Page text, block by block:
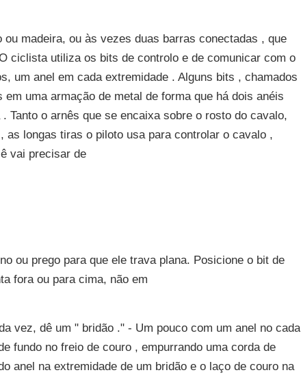
madeira, ou às vezes duas barras conectadas , que
ciclista utiliza os bits de controlo e de comunicar com o
um anel em cada extremidade . Alguns bits , chamados
uma armação de metal de forma que há dois anéis
Tanto o arnês que se encaixa sobre o rosto do cavalo,
as longas tiras o piloto usa para controlar o cavalo ,
vai precisar de
ou prego para que ele trava plana. Posicione o bit de
fora ou para cima, não em
vez, dê um " bridão ." - Um pouco com um anel no cada
fundo no freio de couro , empurrando uma corda de
anel na extremidade de um bridão e o laço de couro na